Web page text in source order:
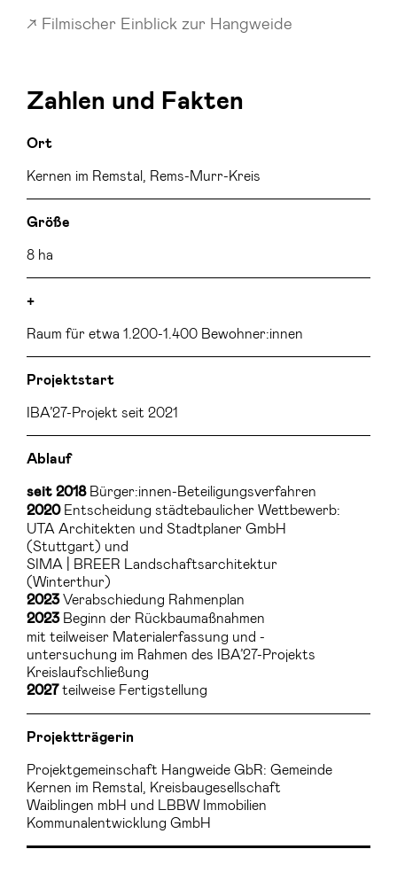
Filmischer Einblick zur Hangweide
Zahlen und Fakten
Ort
Kernen im Remstal, Rems-Murr-Kreis
Größe
8 ha
+
Raum für etwa 1.200-1.400 Bewohner:innen
Projektstart
IBA’27-Projekt seit 2021
Ablauf
seit 2018Bürger:innen-Beteiligungsverfahren
2020 Entscheidung städtebaulicher Wettbewerb:
UTA Architekten und Stadtplaner GmbH
(Stuttgart) und
SIMA | BREER Landschaftsarchitektur
(Winterthur)
2023Verabschiedung Rahmenplan
2023 Beginn der Rückbaumaßnahmen
mit teilweiser Materialerfassung und -
untersuchung im Rahmen des IBA’27-Projekts
Kreislaufschließung
2027teilweise Fertigstellung
Projektträgerin
Projektgemeinschaft Hangweide GbR: Gemeinde
Kernen im Remstal, Kreisbaugesellschaft
Waiblingen mbH und LBBW Immobilien
Kommunalentwicklung GmbH